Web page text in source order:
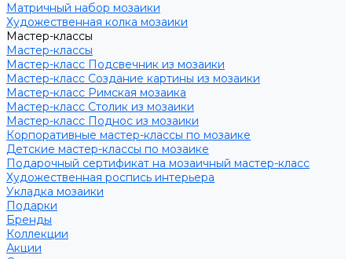
Матричный набор мозаики
Художественная колка мозаики
Мастер-классы
Мастер-классы
Мастер-класс Подсвечник из мозаики
Мастер-класс Создание картины из мозаики
Мастер-класс Римская мозаика
Мастер-класс Столик из мозаики
Мастер-класс Поднос из мозаики
Корпоративные мастер-классы по мозаике
Детские мастер-классы по мозаике
Подарочный сертификат на мозаичный мастер-класс
Художественная роспись интерьера
Укладка мозаики
Подарки
Бренды
Коллекции
Акции